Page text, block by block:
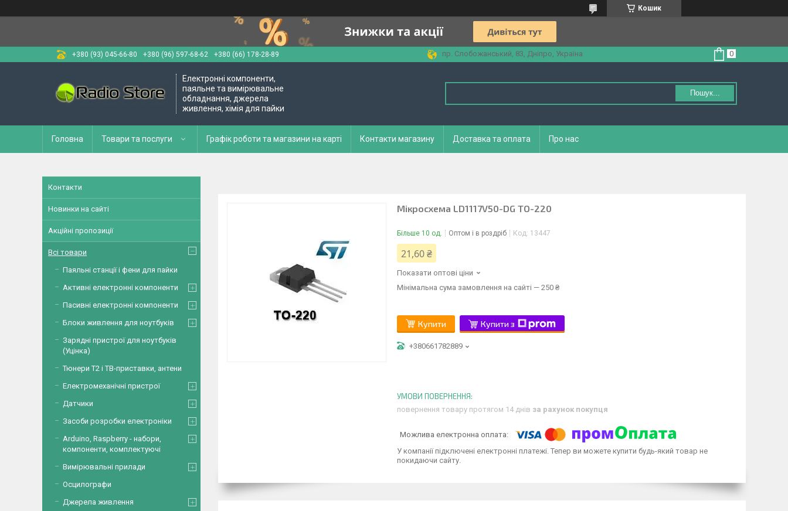
Кошик
+380 (93) 045-66-80 +380 (96) 597-68-62 +380 (66) 178-28-89 пр. Слобожанський, 83, Дніпро, Україна
Електронні компоненти,
паяльне та вимірювальне
обладнання, джерела
живлення, хімія для пайки
Пошук...
Головна Товари та послуги Графік роботи та магазини на карті Контакти магазину Доставка та оплата Про нас
Мікросхема LD1117V50-DG TO-220
Більше 10 од. Оптом і в роздріб Код: 13447
21,60 ₴
Показати оптові ціни
Мінімальна сума замовлення на сайті — 250 ₴
Купити Купити з
+380661782889
повернення товару протягом 14 днів за рахунок покупця
У компанії підключені електронні платежі. Тепер ви можете купити будь-який товар не
покидаючи сайту.
Контакти
Новинки на сайті
Акційні пропозиції
Всі товари
Паяльні станції і фени для пайки
Активні електронні компоненти
Пасивні електронні компоненти
Блоки живлення для ноутбуків
Зарядні пристрої для ноутбуків
(Уцінка)
Тюнери Т2 і ТВ-приставки, антени
Електромеханічні пристрої
Датчики
Засоби розробки електроніки
Arduino, Raspberry - набори,
компоненти, комплектуючі
Вимірювальні прилади
Осцилографи
Джерела живлення